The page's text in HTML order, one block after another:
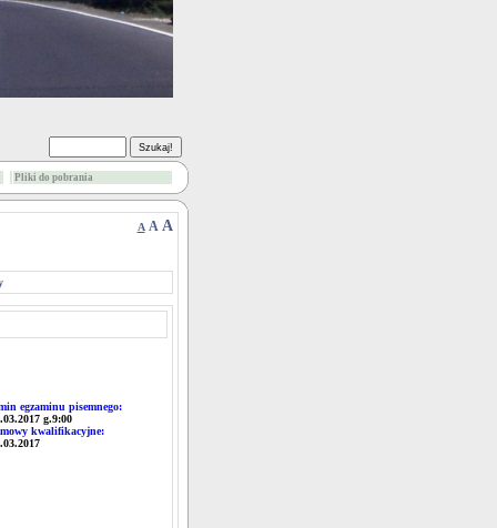
Pliki do pobrania
A A A
egzaminu pisemnego:
g.9:00
kwalifikacyjne: